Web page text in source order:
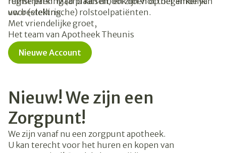
voor (elektrische) rolstoelpatiënten.
uw bestelling.
Met vriendelijke groet,
Het team van Apotheek Theunis
Nieuwe Account
Nieuw! We zijn een
Zorgpunt!
We zijn vanaf nu een zorgpunt apotheek.
U kan terecht voor het huren en kopen van